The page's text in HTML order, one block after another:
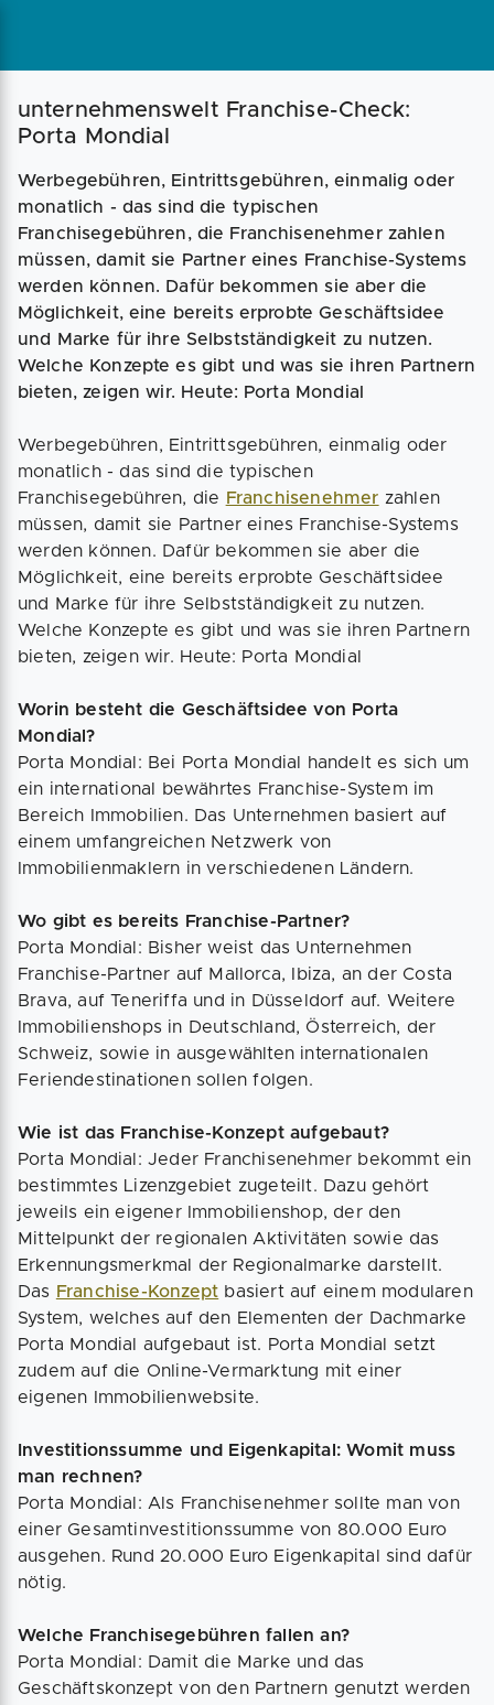
Magazin Businessplan Fördermittel
unternehmenswelt Franchise-Check:
Porta Mondial
Werbegebühren, Eintrittsgebühren, einmalig oder
monatlich - das sind die typischen
Franchisegebühren, die Franchisenehmer zahlen
müssen, damit sie Partner eines Franchise-Systems
werden können. Dafür bekommen sie aber die
Möglichkeit, eine bereits erprobte Geschäftsidee
und Marke für ihre Selbstständigkeit zu nutzen.
Welche Konzepte es gibt und was sie ihren Partnern
bieten, zeigen wir. Heute: Porta Mondial
Werbegebühren, Eintrittsgebühren, einmalig oder
monatlich - das sind die typischen
Franchisegebühren, die Franchisenehmer zahlen
müssen, damit sie Partner eines Franchise-Systems
werden können. Dafür bekommen sie aber die
Möglichkeit, eine bereits erprobte Geschäftsidee
und Marke für ihre Selbstständigkeit zu nutzen.
Welche Konzepte es gibt und was sie ihren Partnern
bieten, zeigen wir. Heute: Porta Mondial
Worin besteht die Geschäftsidee von Porta
Mondial?
Porta Mondial: Bei Porta Mondial handelt es sich um
ein international bewährtes Franchise-System im
Bereich Immobilien. Das Unternehmen basiert auf
einem umfangreichen Netzwerk von
Immobilienmaklern in verschiedenen Ländern.
Wo gibt es bereits Franchise-Partner?
Porta Mondial: Bisher weist das Unternehmen
Franchise-Partner auf Mallorca, Ibiza, an der Costa
Brava, auf Teneriffa und in Düsseldorf auf. Weitere
Immobilienshops in Deutschland, Österreich, der
Schweiz, sowie in ausgewählten internationalen
Feriendestinationen sollen folgen.
Wie ist das Franchise-Konzept aufgebaut?
Porta Mondial: Jeder Franchisenehmer bekommt ein
bestimmtes Lizenzgebiet zugeteilt. Dazu gehört
jeweils ein eigener Immobilienshop, der den
Mittelpunkt der regionalen Aktivitäten sowie das
Erkennungsmerkmal der Regionalmarke darstellt.
Das Franchise-Konzept basiert auf einem modularen
System, welches auf den Elementen der Dachmarke
Porta Mondial aufgebaut ist. Porta Mondial setzt
zudem auf die Online-Vermarktung mit einer
eigenen Immobilienwebsite.
Investitionssumme und Eigenkapital: Womit muss
man rechnen?
Porta Mondial: Als Franchisenehmer sollte man von
einer Gesamtinvestitionssumme von 80.000 Euro
ausgehen. Rund 20.000 Euro Eigenkapital sind dafür
nötig.
Welche Franchisegebühren fallen an?
Porta Mondial: Damit die Marke und das
Geschäftskonzept von den Partnern genutzt werden